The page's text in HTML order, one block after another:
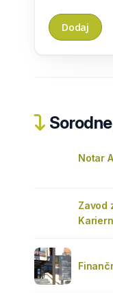
Notar
Zavod